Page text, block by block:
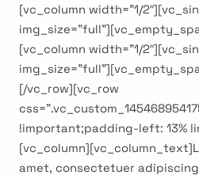
[vc_column width=”1/
[vc_column width=”1/
[/vc_row][vc_row
!important;padding-left: 13%
amet, consectetuer